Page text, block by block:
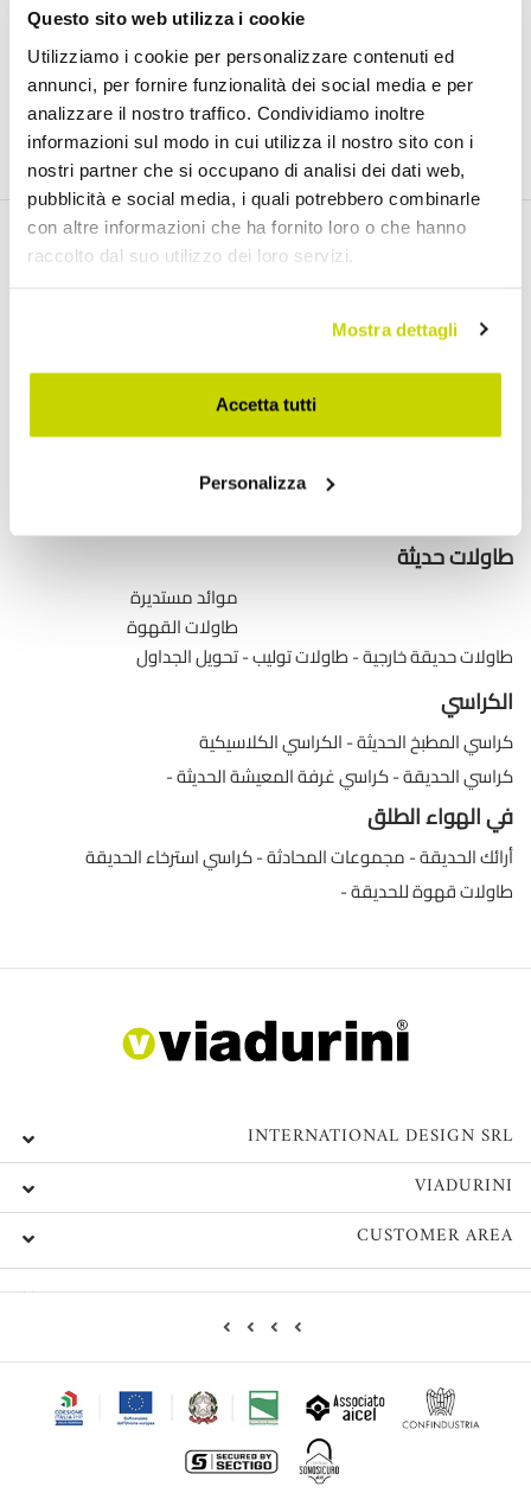
Questo sito web utilizza i cookie
Utilizziamo i cookie per personalizzare contenuti ed
annunci, per fornire funzionalità dei social media e per
analizzare il nostro traffico. Condividiamo inoltre
informazioni sul modo in cui utilizza il nostro sito con i
nostri partner che si occupano di analisi dei dati web,
pubblicità e social media, i quali potrebbero combinarle
con altre informazioni che ha fornito loro o che hanno
raccolto dal suo utilizzo dei loro servizi.
Mostra dettagli
Accetta tutti
Personalizza
لقد قرأت ووافقت على شروط استخدام البيانات الشخصية ( Link
انضم إلينا
طاولات قابلة للتمديد
طاولات قابلة للتمديد مع أسطح سيراميك
طاولات طعام خشبية قابلة للتمديد
طاولات طعام زجاجية قابلة للتمديد
طاولات حديثة
موائد مستديرة
طاولات القهوة
تحويل الجداول طاولات توليب طاولات حديقة خارجية
الكراسي
الكراسي الكلاسيكية كراسي المطبخ الحديثة
كراسي غرفة المعيشة الحديثة كراسي الحديقة
في الهواء الطلق
كراسي استرخاء الحديقة مجموعات المحادثة أرائك الحديقة
طاولات قهوة للحديقة
INTERNATIONAL DESIGN SRL
VIADURINI
CUSTOMER AREA